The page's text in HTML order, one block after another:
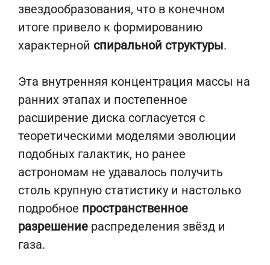
звездообразования, что в конечном
итоге привело к формированию
характерной спиральной структуры.
Эта внутренняя концентрация массы на
ранних этапах и постепенное
расширение диска согласуется с
теоретическими моделями эволюции
подобных галактик, но ранее
астрономам не удавалось получить
столь крупную статистику и настолько
подробное пространственное
разрешение распределения звёзд и
газа.